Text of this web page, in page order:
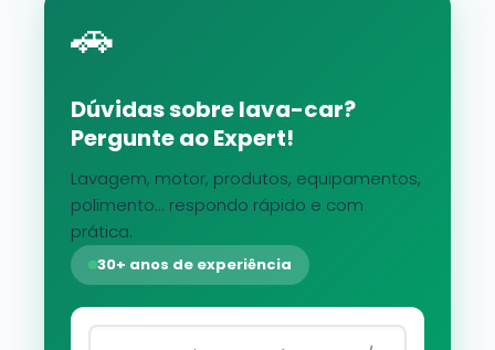
🚗
Dúvidas sobre lava-car?
Pergunte ao Expert!
Lavagem, motor, produtos, equipamentos,
polimento... respondo rápido e com
prática.
30+ anos de experiência